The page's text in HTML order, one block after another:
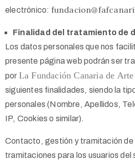
electrónico:
Finalidad del tratamiento de
Los datos personales que nos
presente página web podrán ser
por LaFundación Canaria de
siguientes finalidades, siendo la
personales (Nombre, Apellidos,
IP, Cookies o similar).
Contacto, gestión y tramitación
tramitaciones para los usuarios